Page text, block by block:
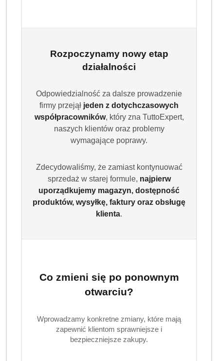
Rozpoczynamy nowy etap
działalności
Odpowiedzialność za dalsze prowadzenie
firmy przejął jeden z dotychczasowych
współpracowników, który zna TuttoExpert,
naszych klientów oraz problemy
wymagające poprawy.
Zdecydowaliśmy, że zamiast kontynuować
sprzedaż w starej formule, najpierw
uporządkujemy magazyn, dostępność
produktów, wysyłkę, faktury oraz obsługę
klienta.
Co zmieni się po ponownym
otwarciu?
Wprowadzamy konkretne zmiany, które mają
zapewnić klientom sprawniejsze i
bezpieczniejsze zakupy.